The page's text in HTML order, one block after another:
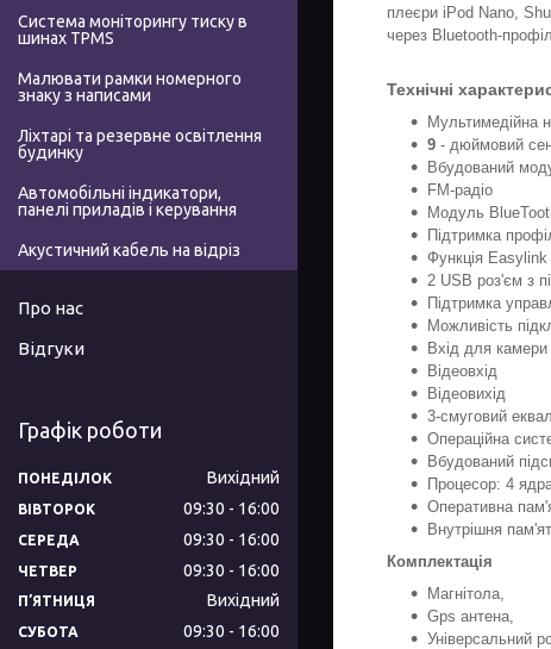
плеєри iPod Nano,
через Bluetooth-
Технічні
Мультимедійна
9 - дюймовий
Вбудований
FM-радіо
Модуль
Підтримка
Функція
2 USB роз'єм з
Підтримка
Можливість
Вхід для
Відеовхід
Відеовихід
3-смуговий
Операційна
Вбудований
Процесор: 4
Оперативна
Внутрішня
Комплектація
Магнітола,
Gps антена,
Універсальний
Система моніторингу тиску в
шинах TPMS
Малювати рамки номерного
знаку з написами
Ліхтарі та резервне освітлення
будинку
Автомобільні індикатори,
панелі приладів і керування
Акустичний кабель на відріз
Про нас
Відгуки
Графік роботи
ПОНЕДІЛОК Вихідний
ВІВТОРОК 09:30 16:00
СЕРЕДА 09:30 16:00
ЧЕТВЕР 09:30 16:00
ПʼЯТНИЦЯ Вихідний
СУБОТА 09:30 16:00